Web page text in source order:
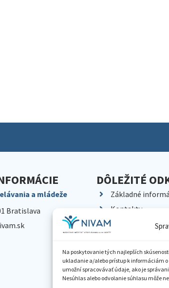
Na poskytovanie tých najlepších
ukladanie a/alebo prístup k informáciám
umožní spracovávať údaje, ako je
Nesúhlas alebo odvolanie súhlasu môže
a mládeže
Bratislava
DÔLEŽITÉ
Základné
Kontakty
Kariéra
Pracoviská NIVaM
Dokumenty
Knižnica